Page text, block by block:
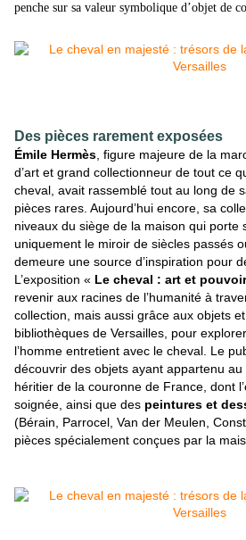
penche sur sa valeur symbolique d’objet de
Des pièces rarement exposées
Émile Hermès , figure majeure de la
d’art et grand collectionneur de tout ce
cheval, avait rassemblé tout au long de
pièces rares. Aujourd’hui encore, sa
niveaux du siège de la maison qui porte
uniquement le miroir de siècles passés
demeure une source d’inspiration pour
L’exposition « Le cheval : art et pouvoir
revenir aux racines de l’humanité à
collection, mais aussi grâce aux objets
bibliothèques de Versailles, pour
l’homme entretient avec le cheval. Le
découvrir des objets ayant appartenu
héritier de la couronne de France, dont
soignée, ainsi que des peintures et
(Bérain, Parrocel, Van der Meulen,
pièces spécialement conçues par la